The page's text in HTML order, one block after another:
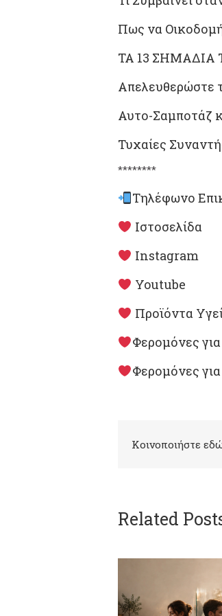
Πως να
ΤΑ 13 ΣΗΜΑΔΙΑ
Απελευθερώστε
Αυτο-Σαμποτάζ
Τυχαίες
********
Τηλέφωνο
Ιστοσελίδα
Instagram
Youtube
Προϊόντα
Φερομόνες
Φερομόνες
Kοινοποιήστε
Related